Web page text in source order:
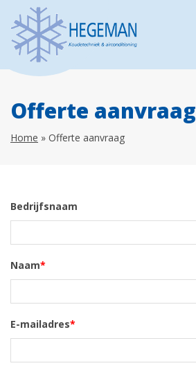
Offerte aanvraag
Home » Offerte aanvraag
Bedrijfsnaam
Naam*
E-mailadres*